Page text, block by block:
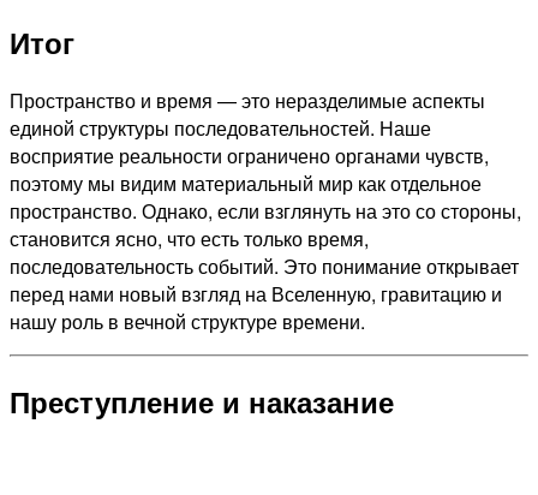
Итог
Пространство и время — это неразделимые аспекты
единой структуры последовательностей. Наше
восприятие реальности ограничено органами чувств,
поэтому мы видим материальный мир как отдельное
пространство. Однако, если взглянуть на это со стороны,
становится ясно, что есть только время,
последовательность событий. Это понимание открывает
перед нами новый взгляд на Вселенную, гравитацию и
нашу роль в вечной структуре времени.
Преступление и наказание